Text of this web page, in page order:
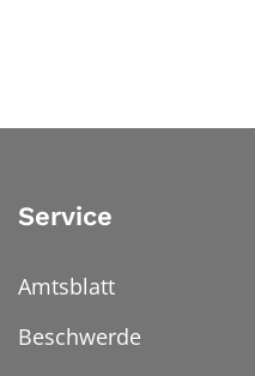
Service
Amtsblatt
Beschwerde